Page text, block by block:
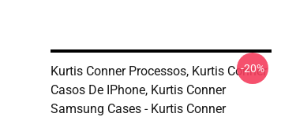
Kurtis Conner Processos, Kurtis Conner
Casos De IPhone, Kurtis Conner
Samsung Cases - Kurtis Conner
-20%